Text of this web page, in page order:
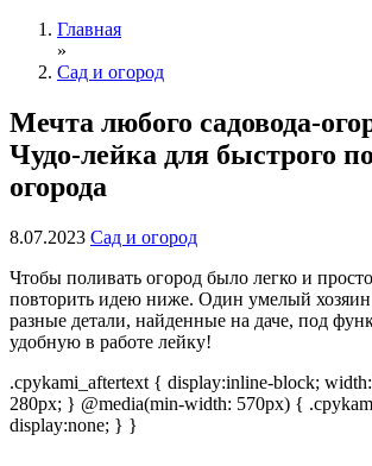
Главная
»
Сад и огород
Мечта любого садовода-
Чудо-лейка для быстрого
огорода
8.07.2023 Сад и огород
Чтобы поливать огород было легко и
повторить идею ниже. Один умелый
разные детали, найденные на даче, под
удобную в работе лейку!
.cpykami_aftertext { display:inline-block;
280px; } @media(min-width: 570px) {
display:none; } }